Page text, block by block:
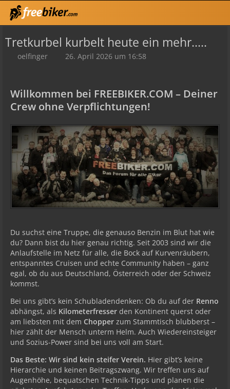
Tretkurbel kurbelt heute ein mehr.....
oelfinger 26. April 2026 um 16:58
Willkommen bei FREEBIKER.COM – Deiner
Crew ohne Verpflichtungen!
Du suchst eine Truppe, die genauso Benzin im Blut hat wie
du? Dann bist du hier genau richtig. Seit 2003 sind wir die
Anlaufstelle im Netz für alle, die Bock auf Kurvenräubern,
entspanntes Cruisen und echte Community haben – ganz
egal, ob du aus Deutschland, Österreich oder der Schweiz
kommst.
Bei uns gibt’s kein Schubladendenken: Ob du auf der Renno
abhängst, als Kilometerfresser den Kontinent querst oder
am liebsten mit dem Chopper zum Stammtisch blubberst –
hier zählt der Mensch unterm Helm. Auch Wiedereinsteiger
und Sozius-Power sind bei uns voll am Start.
Das Beste: Wir sind kein steifer Verein. Hier gibt’s keine
Hierarchie und keinen Beitragszwang. Wir treffen uns auf
Augenhöhe, bequatschen Technik-Tipps und planen die